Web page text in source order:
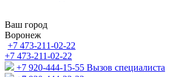
Ваш город
Воронеж
+7 473-211-02-22
+7 473-211-02-22
+7 920-444-15-55 Вызов специалиста